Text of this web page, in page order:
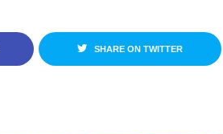
SHARE ON TWITTER